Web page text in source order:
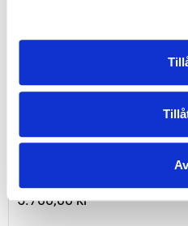
Harvia skorstenspaket
5.700,00kr